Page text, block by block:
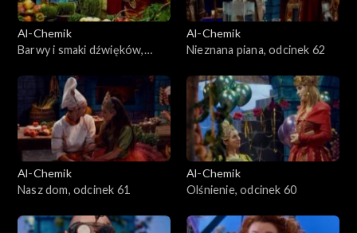
Al-Chemik
Barwy i smaki dźwięków,
Al-Chemik
Nieznana piana, odcinek 62
Al-Chemik
Nasz dom, odcinek 61
Al-Chemik
Olśnienie, odcinek 60